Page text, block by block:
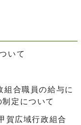
いて
合職員の給与に
定について
広域行政組合